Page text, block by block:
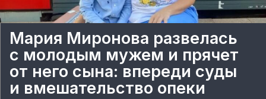
Мария Миронова развелась
с молодым мужем и прячет
от него сына: впереди суды
и вмешательство опеки